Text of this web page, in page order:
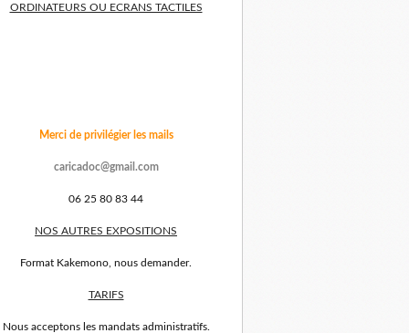
ORDINATEURS OU ECRANS TACTILES
Merci de privilégier les mails
caricadoc@gmail.com
06 25 80 83 44
NOS AUTRES EXPOSITIONS
Format Kakemono, nous demander.
TARIFS
Nous acceptons les mandats administratifs.